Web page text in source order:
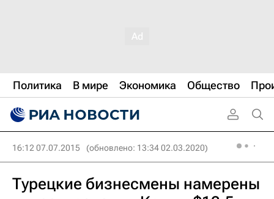
Политика В мире Экономика Общество
16:12 07.07.2015 (обновлено: 13:34 02.03.2020)
Турецкие бизнесмены намерены